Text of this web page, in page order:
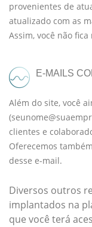
provenientes de
atualizado com as
Assim, você não
E-MAILS
Além do site, você
clientes e
Oferecemos
desse e-mail.
Diversos outros
implantados na
que você terá